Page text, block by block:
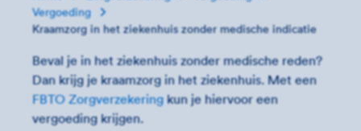
Vergoeding
Kraamzorg in het ziekenhuis zonder medische indicatie
Beval je in het ziekenhuis zonder medische reden?
Dan krijg je kraamzorg in het ziekenhuis. Met een
FBTO Zorgverzekeringkun je hiervoor een
vergoeding krijgen.